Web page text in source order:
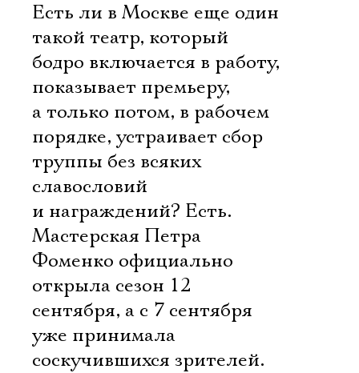
Есть ли в Москве еще один
такой театр, который
бодро включается в работу,
показывает премьеру,
а только потом, в рабочем
порядке, устраивает сбор
труппы без всяких
славословий
и награждений? Есть.
Мастерская Петра
Фоменко официально
открыла сезон 12
сентября, а с 7 сентября
уже принимала
соскучившихся зрителей.